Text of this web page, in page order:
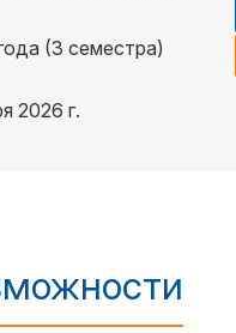
(3 семестра)
2026 г.